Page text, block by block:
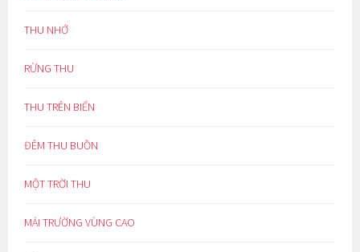
THU NHỚ
RỪNG THU
THU TRÊN BIỂN
ĐÊM THU BUỒN
MỘT TRỜI THU
MÁI TRƯỜNG VÙNG CAO